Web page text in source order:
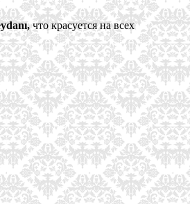
что красуется на всех